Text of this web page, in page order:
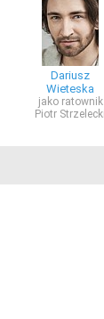
Dariusz
Wieteska
jako ratownik
Piotr